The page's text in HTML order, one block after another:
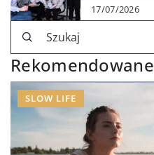
17/07/2026
Rekomendowane
SLOW LIFE